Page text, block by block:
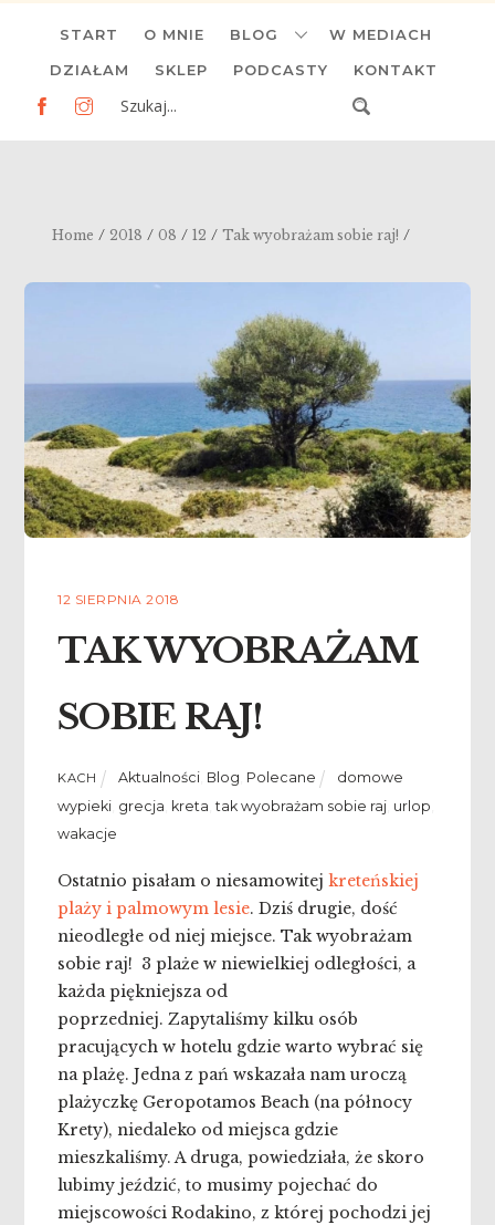
content
START O MNIE BLOG W MEDIACH
DZIAŁAM SKLEP PODCASTY KONTAKT
Home / 2018 / 08 / 12 / Tak wyobrażam sobie raj! /
12 SIERPNIA 2018
TAK WYOBRAŻAM
SOBIE RAJ!
KACH Aktualności, Blog Polecane
domowe
wypieki grecja kreta ,tak wyobrażam sobie raj urlop
wakacje
Ostatnio pisałam o niesamowitejkreteńskiej
plaży i palmowym lesie. Dziś drugie, dość
nieodległe od niej miejsce. Tak wyobrażam
sobie raj! 3 plaże w niewielkiej odległości, a
każda piękniejsza od
poprzedniej.Zapytaliśmy kilku osób
pracujących w hotelu gdzie warto wybrać się
na plażę. Jedna z pań wskazała nam uroczą
plażyczkę Geropotamos Beach (na północy
Krety), niedaleko od miejsca gdzie
mieszkaliśmy. A druga, powiedziała, że skoro
lubimy jeździć, to musimy pojechać do
miejscowości Rodakino, z której pochodzi jej